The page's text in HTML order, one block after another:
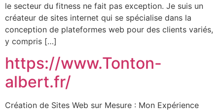
le secteur du fitness ne fait pas exception. Je suis un
créateur de sites internet qui se spécialise dans la
conception de plateformes web pour des clients variés,
y compris […]
https://www.Tonton-
albert.fr/
Création de Sites Web sur Mesure : Mon Expérience